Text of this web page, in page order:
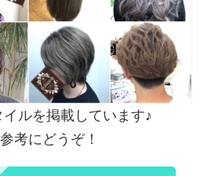
ルを掲載しています♪
考にどうぞ！